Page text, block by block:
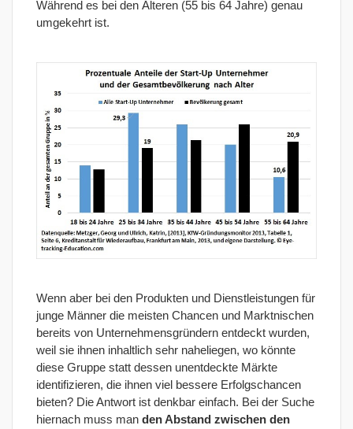
Während es bei den Älteren (55 bis 64 Jahre) genau
umgekehrt ist.
Wenn aber bei den Produkten und Dienstleistungen für
junge Männer die meisten Chancen und Marktnischen
bereits von Unternehmensgründern entdeckt wurden,
weil sie ihnen inhaltlich sehr naheliegen, wo könnte
diese Gruppe statt dessen unentdeckte Märkte
identifizieren, die ihnen viel bessere Erfolgschancen
bieten? Die Antwort ist denkbar einfach. Bei der Suche
hiernach muss man den Abstand zwischen den